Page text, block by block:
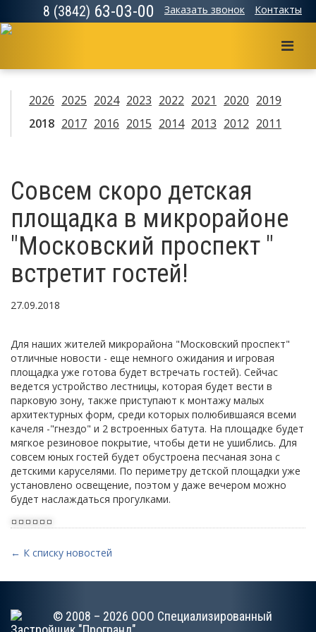
8 (3842) 63-03-00 Заказать звонок Контакты
2026 2025 2024 2023 2022 2021 2020 2019
2018 2017 2016 2015 2014 2013 2012 2011
Совсем скоро детская
площадка в микрорайоне
"Московский проспект "
встретит гостей!
27.09.2018
Для наших жителей микрорайона "Московский проспект"
отличные новости - еще немного ожидания и игровая
площадка уже готова будет встречать гостей). Сейчас
ведется устройство лестницы, которая будет вести в
парковую зону, также приступают к монтажу малых
архитектурных форм, среди которых полюбившаяся всеми
качеля -"гнездо" и 2 встроенных батута. На площадке будет
мягкое резиновое покрытие, чтобы дети не ушиблись. Для
совсем юных гостей будет обустроена песчаная зона с
детскими каруселями. По периметру детской площадки уже
установлено освещение, поэтом у даже вечером можно
будет наслаждаться прогулками.
← К списку новостей
© 2008 – 2026 ООО Специализированный